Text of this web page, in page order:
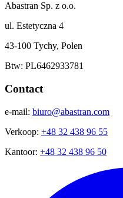
Abastran Sp. z o.o.
ul. Estetyczna 4
43-100 Tychy, Polen
Btw: PL6462933781
Contact
e-mail: biuro@abastran.com
Verkoop: +48 32 438 96 55
Kantoor: +48 32 438 96 50